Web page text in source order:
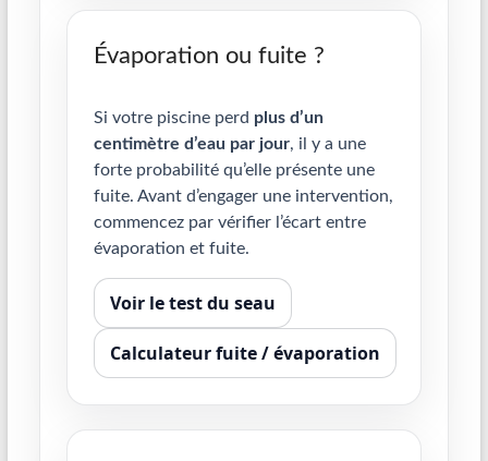
Évaporation ou fuite ?
Si votre piscine perd plus d’un
centimètre d’eau par jour, il y a une
forte probabilité qu’elle présente une
fuite. Avant d’engager une intervention,
commencez par vérifier l’écart entre
évaporation et fuite.
Voir le test du seau
Calculateur fuite / évaporation